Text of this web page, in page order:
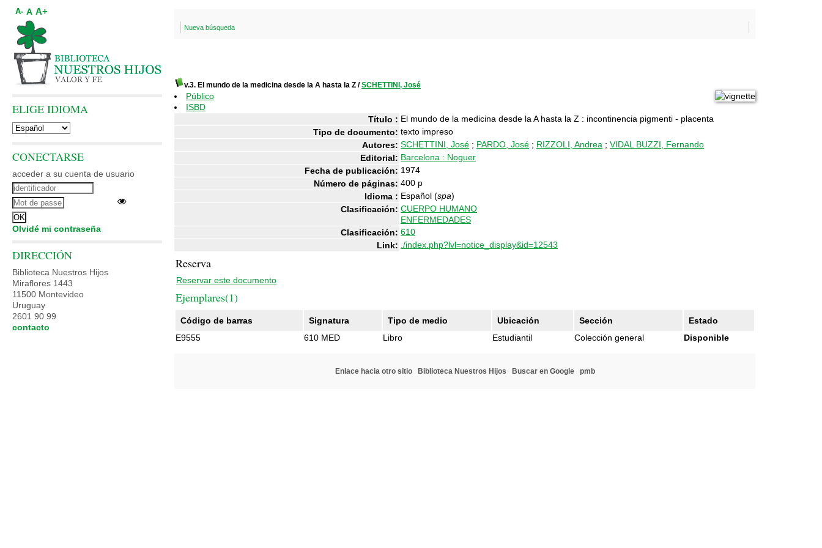
Nueva búsqueda
v.3. El mundo de la medicina desde la A hasta la Z /SCHETTINI, José
Público
ISBD
Título : El mundo de la medicina desde la A hasta la Z : incontinencia pigmenti - placenta
Tipo de documento: texto impreso
Autores: SCHETTINI, José ; PARDO, José ; RIZZOLI, Andrea ; VIDAL BUZZI, Fernando
Editorial: Barcelona : Noguer
Fecha de publicación: 1974
Número de páginas: 400 p
Idioma : Español (spa)
Clasificación: CUERPO HUMANO
ENFERMEDADES
Clasificación: 610
Link: ./index.php?lvl=notice_display&id=12543
Reserva
Reservar este documento
Ejemplares(1)
Código de barras Signatura Tipo de medio Ubicación Sección
Estado
E9555
610 MED Libro Estudiantil Colección general Disponible
Enlace hacia otro sitio Biblioteca Nuestros Hijos Buscar en Google pmb
A- A A+
ELIGE IDIOMA
CONECTARSE
acceder a su cuenta de usuario
Olvidé mi contraseña
DIRECCIÓN
Biblioteca Nuestros Hijos
Miraflores 1443
11500 Montevideo
Uruguay
2601 90 99
contacto